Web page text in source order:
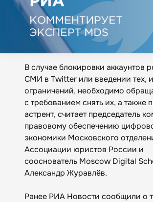
В случае блокировки аккаунтов
СМИ в Twitter или введении тех,
ограничений, необходимо
с требованием снять их, а также
астрент, считает председатель
правовому обеспечению
экономики Московского
Ассоциации юристов России и
сооснователь Moscow Digital
Александр Журавлёв.
Ранее РИА Новости сообщили о